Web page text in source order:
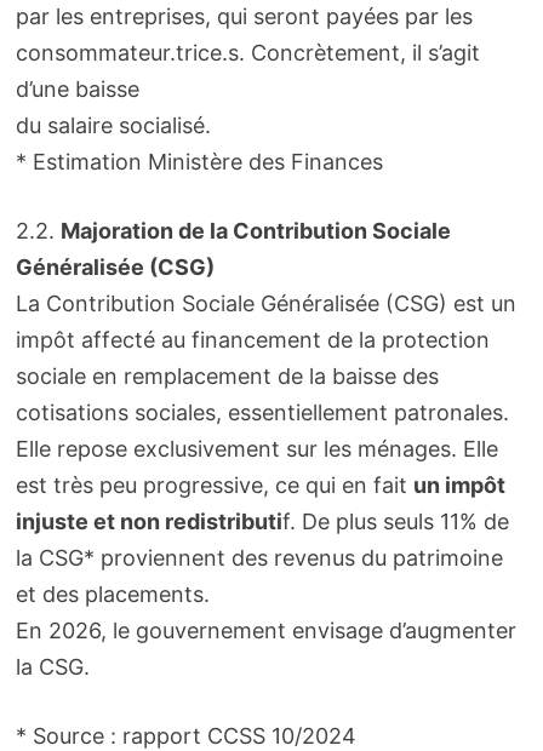
par les entreprises, qui seront payées par les
consommateur.trice.s. Concrètement, il s’agit
d’une baisse
du salaire socialisé.
* Estimation Ministère des Finances
2.2. Majoration de la Contribution Sociale
Généralisée (CSG)
La Contribution Sociale Généralisée (CSG) est un
impôt affecté au financement de la protection
sociale en remplacement de la baisse des
cotisations sociales, essentiellement patronales.
Elle repose exclusivement sur les ménages. Elle
est très peu progressive, ce qui en fait un impôt
injuste et non redistributif. De plus seuls 11% de
la CSG* proviennent des revenus du patrimoine
et des placements.
En 2026, le gouvernement envisage d’augmenter
la CSG.
* Source : rapport CCSS 10/2024